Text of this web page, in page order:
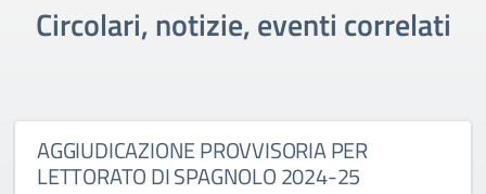
Circolari, notizie, eventi correlati
AGGIUDICAZIONE PROVVISORIA PER
LETTORATO DI SPAGNOLO 2024-25